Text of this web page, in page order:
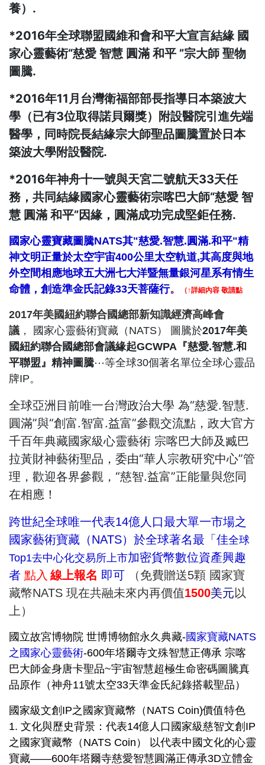
養）.
*2016年全球聯盟國維和會和平大宣言結緣 國
家心靈藝術“慈愛 智慧 圓滿 和平 ”宗大師 聖物
圖騰.
*2016年11月台灣衛福部部長指導日本築波大
學（已有3位取得諾貝爾獎）附設醫院引進先端
醫學，同時院長結緣宗大師聖品圖騰置於日本
築波大學附設醫院.
*2016年神舟十一號與天宮二號航天33天任
務，共同結緣國家心靈藝術宗喀巴大師“慈愛 智
慧 圓滿 和平”因緣，圓滿成功完成堅鉅任務.
國家心靈寶藏圖騰NATS其"慈愛.智慧. 圓滿.和平"精
神文明正量於太空宇宙400公里太空軌道,其高度與地
外空間相應地球五大洲七大洋暨無量銀河星系有情生
命體，創造準金氏記錄33天菩薩行。 （↑詳細內容 敬請點
2017年美國紐約聯合國總部新知識經濟高峰會
議 ， 國家心靈藝術寶藏（NATS） 圖騰於2017年美
國紐約聯合國總部會議緣起GCWPA『慈愛.智慧.和
平聯盟』精神圖騰⋯等全球30個著名單位全球心靈品
牌IP。
全球亞洲目前唯一台灣政治大學 為“慈愛.智慧.
圓滿”與“創富.智富.益富”參觀交流點，政大官方
千百年典藏國家級心靈藝術 宗喀巴大師及臧巴
拉黃財神藝術聖品，委由“華人宗教研究中心”管
理，歡迎各界參觀，“慈智.益富”正能量與您同
在相應！
跨世紀全球唯一代表14億人口最大單一市場之
國家藝術寶藏（NATS）於全球著名最「佳全球
Top1去中心化交易所上市加密貨幣數位資產興趣
者 點入 線上報名 即可 （免費贈送5顆 國家寶
藏幣NATS 現在共融未來内再價值1500美元以
上）
國立故宮博物院 世博博物館永久典藏-國家寶藏NATS
之國家心靈藝術-600年塔爾寺文殊智慧正傳承 宗喀
巴大師金身唐卡聖品~宇宙智慧超極生命密碼圖騰真
品原作（神舟11號太空33天準金氏紀錄搭載聖品）
國家級文創IP之國家寶藏幣（NATS Coin)價值特色
1. 文化與歷史背景： 代表14億人口國家級慈智文創IP
之國家寶藏幣（ NATS Coin） 以代表中國文化的心靈
寶藏——600年塔爾寺慈愛智慧圓滿正傳承3D立體金